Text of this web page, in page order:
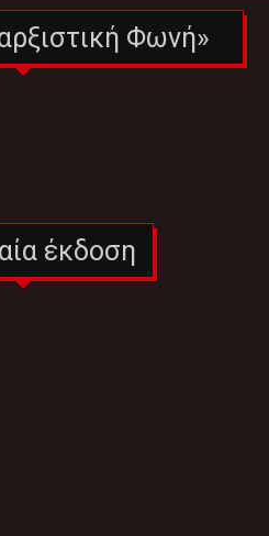
Φωνή»
έκδοση